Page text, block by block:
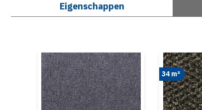
Eigenschappen
34 m²